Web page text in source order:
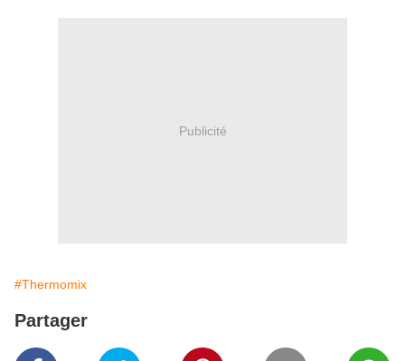
Publicité
#Thermomix
Partager